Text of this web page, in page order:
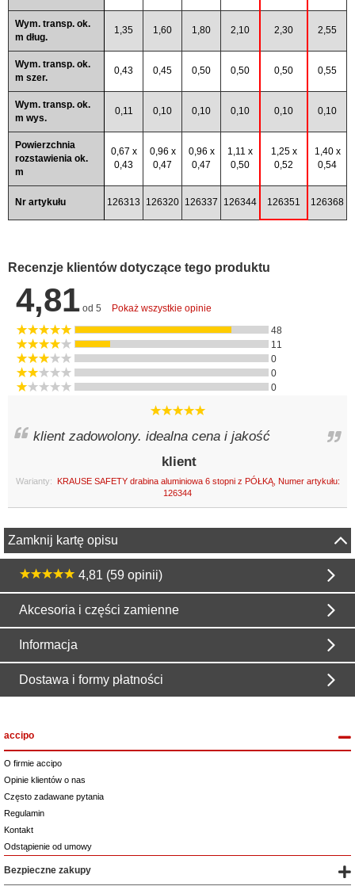
Wym. transp. ok.
m dług.
1,35 1,60 1,80 2,10 2,30 2,55
Wym. transp. ok.
m szer.
0,43 0,45 0,50 0,50 0,50 0,55
Wym. transp. ok.
m wys.
0,11 0,10 0,10 0,10 0,10 0,10
Powierzchnia
rozstawienia ok.
m
0,67 x
0,43
0,96 x
0,47
0,96 x
0,47
1,11 x
0,50
1,25 x
0,52
1,40 x
0,54
Nr artykułu 126313 126320 126337 126344 126351 126368
Recenzje klientów dotyczące tego produktu
4,81 od 5 Pokaż wszystkie opinie
48
11
0
0
0
klient zadowolony. idealna cena i jakość
klient
Warianty:
KRAUSE SAFETY drabina aluminiowa 6 stopni z PÓŁKĄ, Numer artykułu:
126344
Zamknij kartę opisu
4,81 (59 opinii)
Akcesoria i części zamienne
Informacja
Dostawa i formy płatności
accipo
O firmie accipo
Opinie klientów o nas
Często zadawane pytania
Regulamin
Kontakt
Odstąpienie od umowy
Bezpieczne zakupy